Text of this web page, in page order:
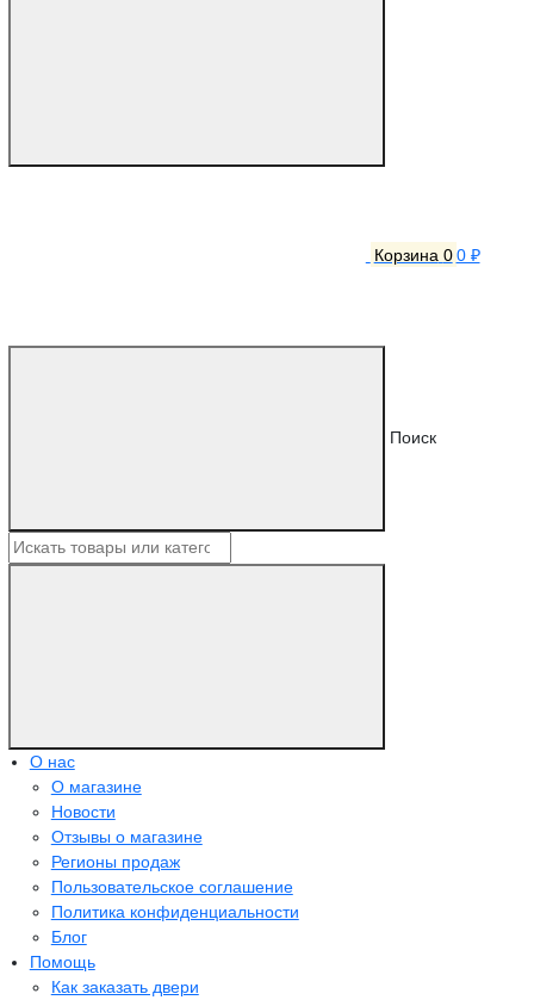
Корзина 0 0 ₽
Поиск
О нас
О магазине
Новости
Отзывы о магазине
Регионы продаж
Пользовательское соглашение
Политика конфиденциальности
Блог
Помощь
Как заказать двери